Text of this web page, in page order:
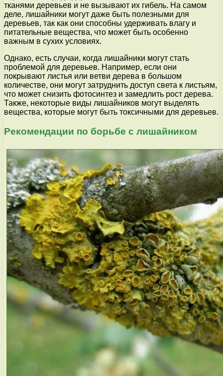
тканями деревьев и не вызывают их гибель. На самом
деле, лишайники могут даже быть полезными для
деревьев, так как они способны удерживать влагу и
питательные вещества, что может быть особенно
важным в сухих условиях.
Однако, есть случаи, когда лишайники могут стать
проблемой для деревьев. Например, если они
покрывают листья или ветви дерева в большом
количестве, они могут затруднить доступ света к листьям,
что может снизить фотосинтез и замедлить рост дерева.
Также, некоторые виды лишайников могут выделять
вещества, которые могут быть токсичными для деревьев.
Рекомендации по борьбе с лишайником